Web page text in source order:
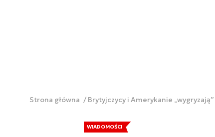
Strona główna Brytyjczycy i Amerykanie
WIADOMOŚCI